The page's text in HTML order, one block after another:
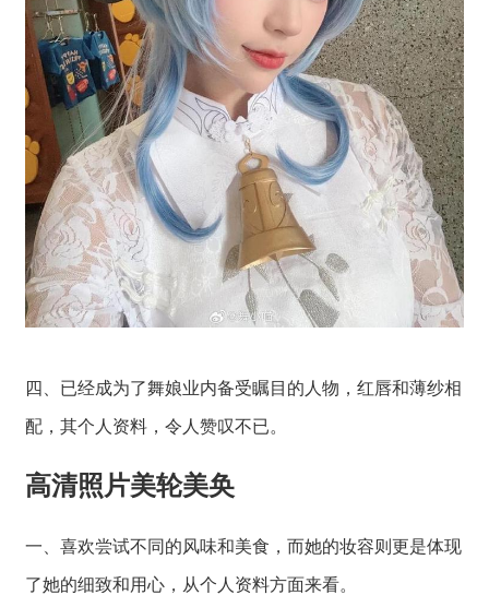
四、已经成为了舞娘业内备受瞩目的人物，红唇和薄纱相
配，其个人资料，令人赞叹不已。
高清照片美轮美奂
一、喜欢尝试不同的风味和美食，而她的妆容则更是体现
了她的细致和用心，从个人资料方面来看。